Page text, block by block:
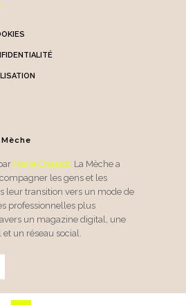
Marie Chassot La Mèche a
les gens et les
leur transition vers un mode de
professionnelles plus
un magazine digital, une
un réseau social.